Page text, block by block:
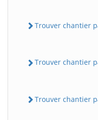
Trouver chantier
Trouver chantier
Trouver chantier